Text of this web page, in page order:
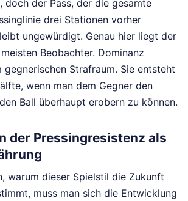
doch der Pass, der die gesamte
drei Stationen vorher
ungewürdigt. Genau hier liegt der
Beobachter. Dominanz
Strafraum. Sie entsteht
wenn man dem Gegner den
Ball überhaupt erobern zu können.
der Pressingresistenz als
warum dieser Spielstil die Zukunft
muss man sich die Entwicklung